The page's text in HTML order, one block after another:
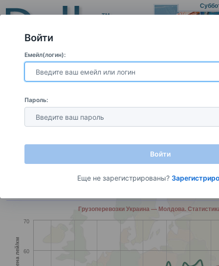
Грузы для перевозки Молдова - Молдова
– прямой Заказчик автоперевозки (не оказывает экспедиционные либо
(MD) — Гораевка
(UA)
Грузоперевозки Украина — Молдова.
60
70
Войти
Емейл(логин):
Пароль:
Войти
Еще не зарегистрированы?